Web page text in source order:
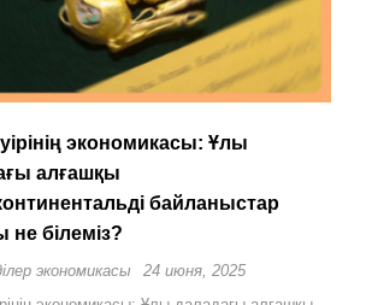
экономикасы: Ұлы
алғашқы
байланыстар
не білеміз?
экономикасы
24 июня, 2025